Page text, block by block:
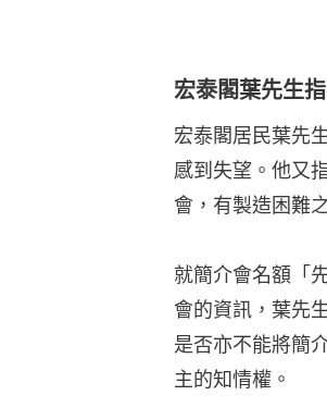
是否亦不能將簡
主的知情權。
葉先生又批評，
是法團代管理人